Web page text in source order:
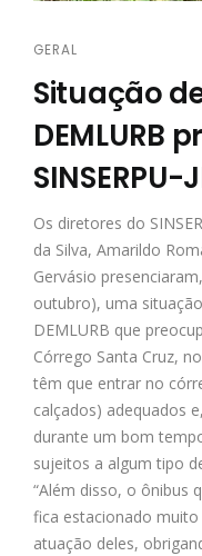
GERAL
Situação
DEMLURB
SINSERPU-
Os diretores do
da Silva, Amarildo
Gervásio
outubro), uma
DEMLURB que
Córrego Santa Cruz,
têm que entrar no
calçados) adequados
durante um bom
sujeitos a algum tipo
“Além disso, o ônibus
fica estacionado
atuação deles,